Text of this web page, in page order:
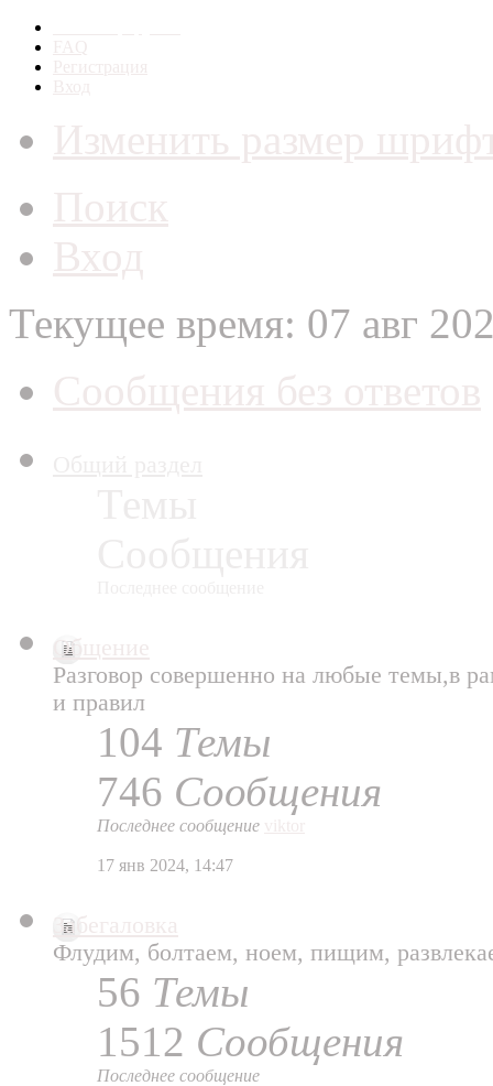
Текущее время: 07 авг
Общение
Разговор совершенно на любые темы,в
и правил
104 Темы
746 Сообщения
Последнее сообщение
17 янв 2024, 14:47
Забегаловка
Флудим, болтаем, ноем, пищим,
56 Темы
1512 Сообщения
Последнее сообщение